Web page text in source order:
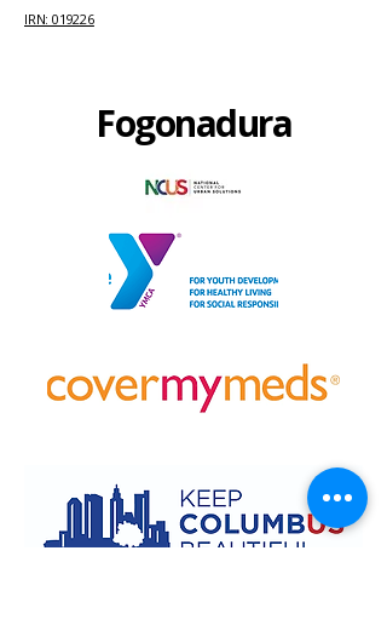
IRN: 019226
Fogonadura